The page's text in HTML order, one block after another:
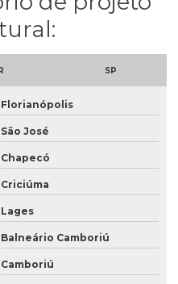
catarina
SP
Florianópolis
São José
Chapecó
Criciúma
Lages
Balneário Camboriú
Camboriú